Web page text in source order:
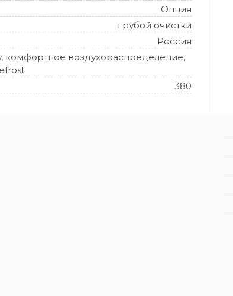
Опция
грубой очистки
Россия
комфортное воздухораспределение,
380